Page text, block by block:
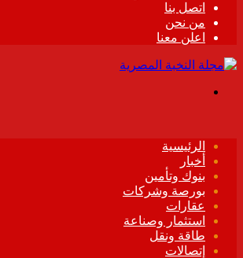
اتصل بنا
من نحن
اعلن معنا
الرئيسية
أخبار
بنوك وتأمين
بورصة وشركات
عقارات
استثمار وصناعة
طاقة ونقل
إتصالات